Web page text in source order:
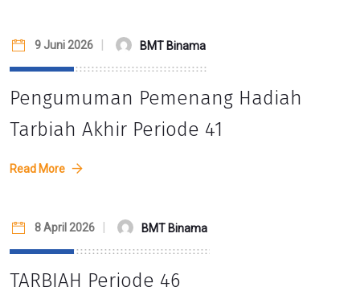
9 Juni 2026 BMT Binama
Pengumuman Pemenang Hadiah
Tarbiah Akhir Periode 41
Read More
8 April 2026 BMT Binama
TARBIAH Periode 46